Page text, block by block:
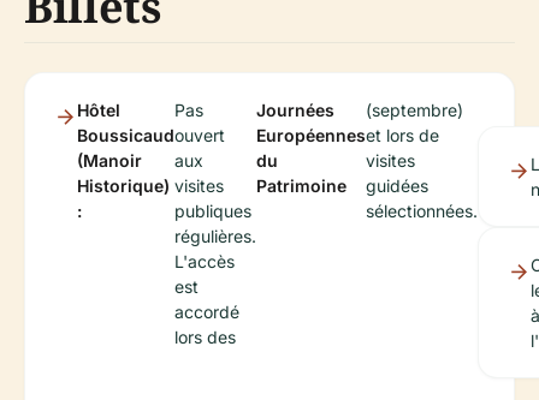
Hôtel
Boussicaud
(Manoir
Historique)
:
Pas
ouvert
aux
visites
publiques
régulières.
L'accès
est
accordé
lors des
Journées
Européennes
du
Patrimoine
(septembre)
et lors de
visites
guidées
sélectionnées.
l'